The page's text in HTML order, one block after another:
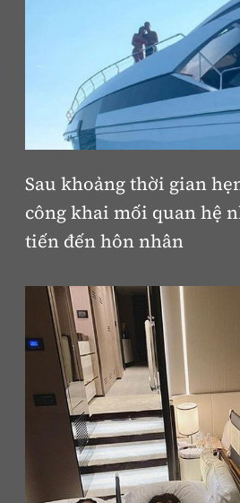
Sau khoảng thời gian
công khai mối quan hệ
tiến đến hôn nhân